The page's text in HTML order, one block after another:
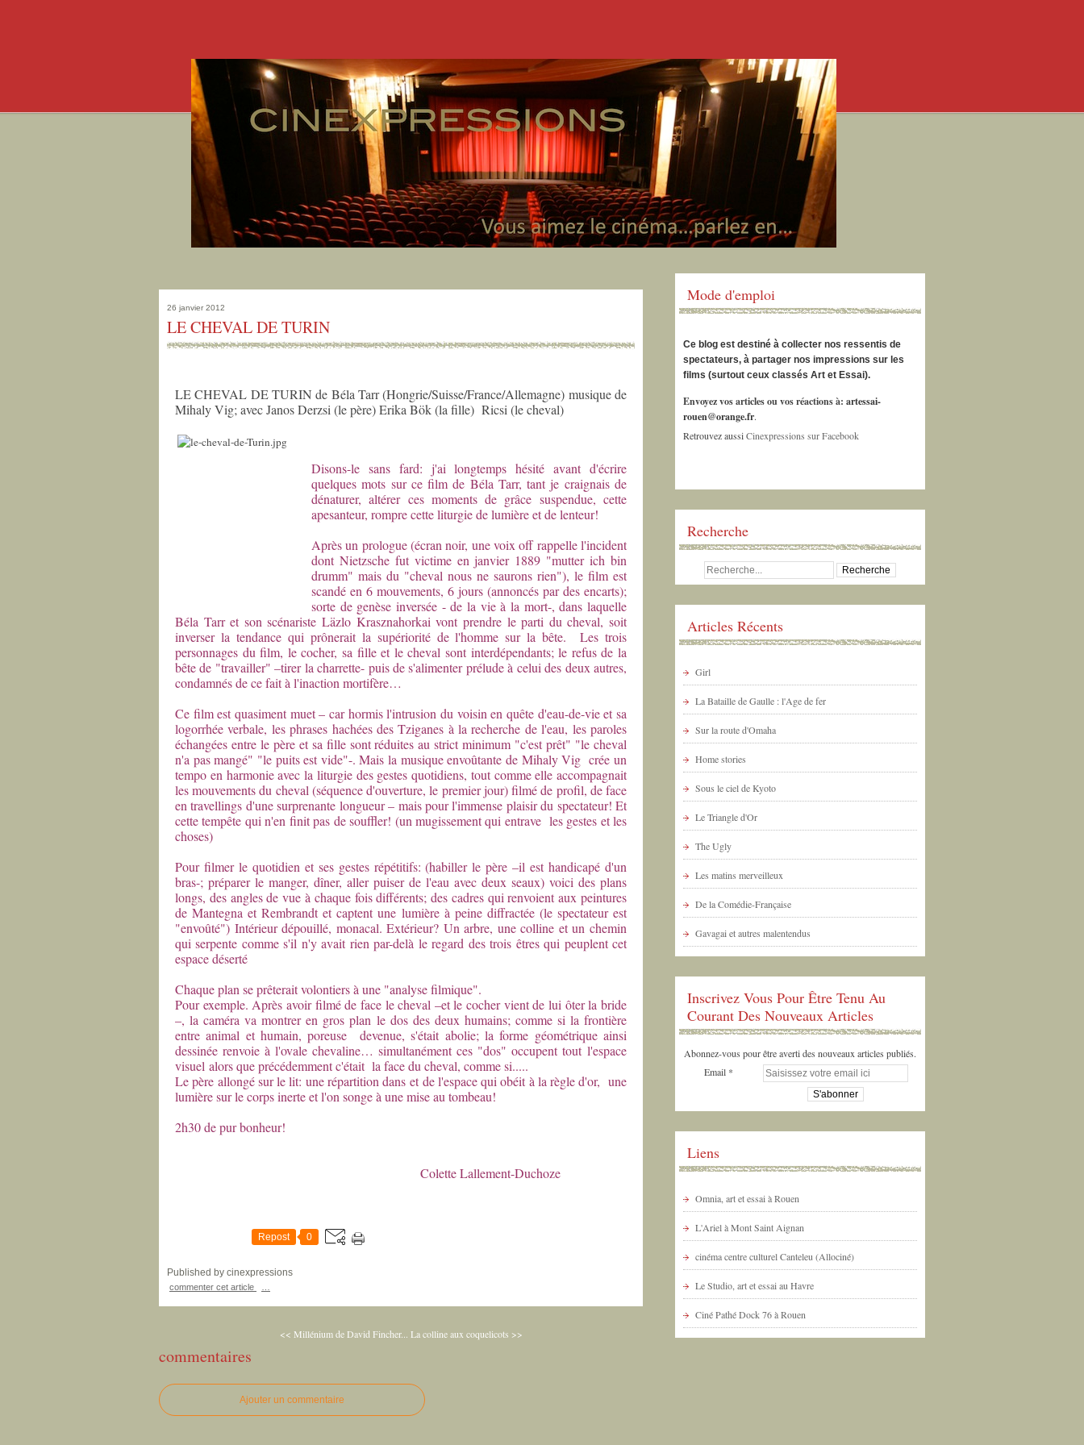
26 janvier 2012
LE CHEVAL DE TURIN
LE CHEVAL DE TURIN de Béla Tarr (Hongrie/Suisse/France/Allemagne) musique de
Mihaly Vig; avec Janos Derzsi (le père) Erika Bök (la fille) Ricsi (le cheval)
Disons-le sans fard: j'ai longtemps hésité avant d'écrire
quelques mots sur ce film de Béla Tarr, tant je craignais de
dénaturer, altérer ces moments de grâce suspendue, cette
apesanteur, rompre cette liturgie de lumière et de lenteur!
Après un prologue (écran noir, une voix off rappelle l'incident
dont Nietzsche fut victime en janvier 1889 "mutter ich bin
drumm" mais du "cheval nous ne saurons rien"), le film est
scandé en 6 mouvements, 6 jours (annoncés par des encarts);
sorte de genèse inversée - de la vie à la mort-, dans laquelle
Béla Tarr et son scénariste Läzlo Krasznahorkai vont prendre le parti du cheval, soit
inverser la tendance qui prônerait la supériorité de l'homme sur la bête. Les trois
personnages du film, le cocher, sa fille et le cheval sont interdépendants; le refus de la
bête de "travailler" –tirer la charrette- puis de s'alimenter prélude à celui des deux autres,
condamnés de ce fait à l'inaction mortifère…
Ce film est quasiment muet – car hormis l'intrusion du voisin en quête d'eau-de-vie et sa
logorrhée verbale, les phrases hachées des Tziganes à la recherche de l'eau, les paroles
échangées entre le père et sa fille sont réduites au strict minimum "c'est prêt" "le cheval
n'a pas mangé" "le puits est vide"-. Mais la musique envoûtante de Mihaly Vig crée un
tempo en harmonie avec la liturgie des gestes quotidiens, tout comme elle accompagnait
les mouvements du cheval (séquence d'ouverture, le premier jour) filmé de profil, de face
en travellings d'une surprenante longueur – mais pour l'immense plaisir du spectateur! Et
cette tempête qui n'en finit pas de souffler! (un mugissement qui entrave les gestes et les
choses)
Pour filmer le quotidien et ses gestes répétitifs: (habiller le père –il est handicapé d'un
bras-; préparer le manger, dîner, aller puiser de l'eau avec deux seaux) voici des plans
longs, des angles de vue à chaque fois différents; des cadres qui renvoient aux peintures
de Mantegna et Rembrandt et captent une lumière à peine diffractée (le spectateur est
"envoûté") Intérieur dépouillé, monacal. Extérieur? Un arbre, une colline et un chemin
qui serpente comme s'il n'y avait rien par-delà le regard des trois êtres qui peuplent cet
espace déserté
Chaque plan se prêterait volontiers à une "analyse filmique".
Pour exemple. Après avoir filmé de face le cheval –et le cocher vient de lui ôter la bride
–, la caméra va montrer en gros plan le dos des deux humains; comme si la frontière
entre animal et humain, poreuse devenue, s'était abolie; la forme géométrique ainsi
dessinée renvoie à l'ovale chevaline… simultanément ces "dos" occupent tout l'espace
visuel alors que précédemment c'était la face du cheval, comme si.....
Le père allongé sur le lit: une répartition dans et de l'espace qui obéit à la règle d'or, une
lumière sur le corps inerte et l'on songe à une mise au tombeau!
2h30 de pur bonheur!
Colette Lallement-Duchoze
Repost 0
Published by cinexpressions
commenter cet article
<< Millénium de David Fincher... La colline aux coquelicots >>
commentaires
Ajouter un commentaire
Mode d'emploi
Ce blog est destiné à collecter nos ressentis de
spectateurs, à partager nos impressions sur les
films (surtout ceux classés Art et Essai).
Envoyez vos articles ou vos réactions à: artessai-
rouen@orange.fr.
Retrouvez aussiCinexpressions sur Facebook
Recherche
Articles Récents
Girl
La Bataille de Gaulle : l'Age de fer
Sur la route d'Omaha
Home stories
Sous le ciel de Kyoto
Le Triangle d'Or
The Ugly
Les matins merveilleux
De la Comédie-Française
Gavagai et autres malentendus
Inscrivez Vous Pour Être Tenu Au
Courant Des Nouveaux Articles
Abonnez-vous pour être averti des nouveaux articles publiés.
Email
Liens
Omnia, art et essai à Rouen
L'Ariel à Mont Saint Aignan
cinéma centre culturel Canteleu (Allociné)
Le Studio, art et essai au Havre
Ciné Pathé Dock 76 à Rouen